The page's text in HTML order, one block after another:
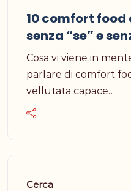
10 comfort
senza “se” e
Cosa vi viene in
parlare di comfort
vellutata capace…
Cerca